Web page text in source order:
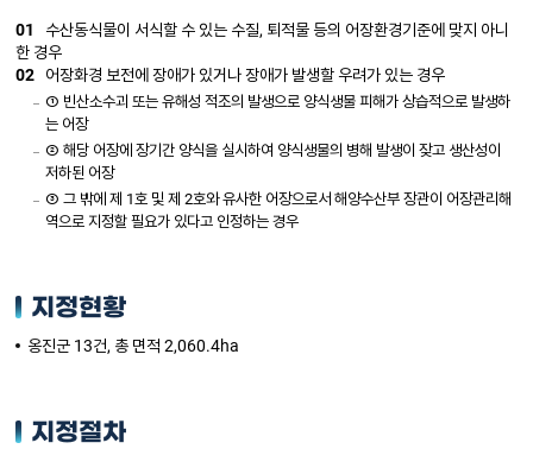
01
수산동식물이 서식할 수 있는 수질, 퇴적물 등의 어장환경기준에 맞지 아니
한 경우
02
어장화경 보전에 장애가 있거나 장애가 발생할 우려가 있는 경우
① 빈산소수괴 또는 유해성 적조의 발생으로 양식생물 피해가 상습적으로 발생하
는 어장
② 해당 어장에 장기간 양식을 실시하여 양식생물의 병해 발생이 잦고 생산성이
저하된 어장
③ 그 밖에 제 1호 및 제 2호와 유사한 어장으로서 해양수산부 장관이 어장관리해
역으로 지정할 필요가 있다고 인정하는 경우
지정현황
옹진군 13건, 총 면적 2,060.4ha
지정절차